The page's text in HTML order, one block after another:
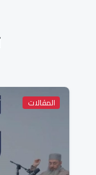
المقالات